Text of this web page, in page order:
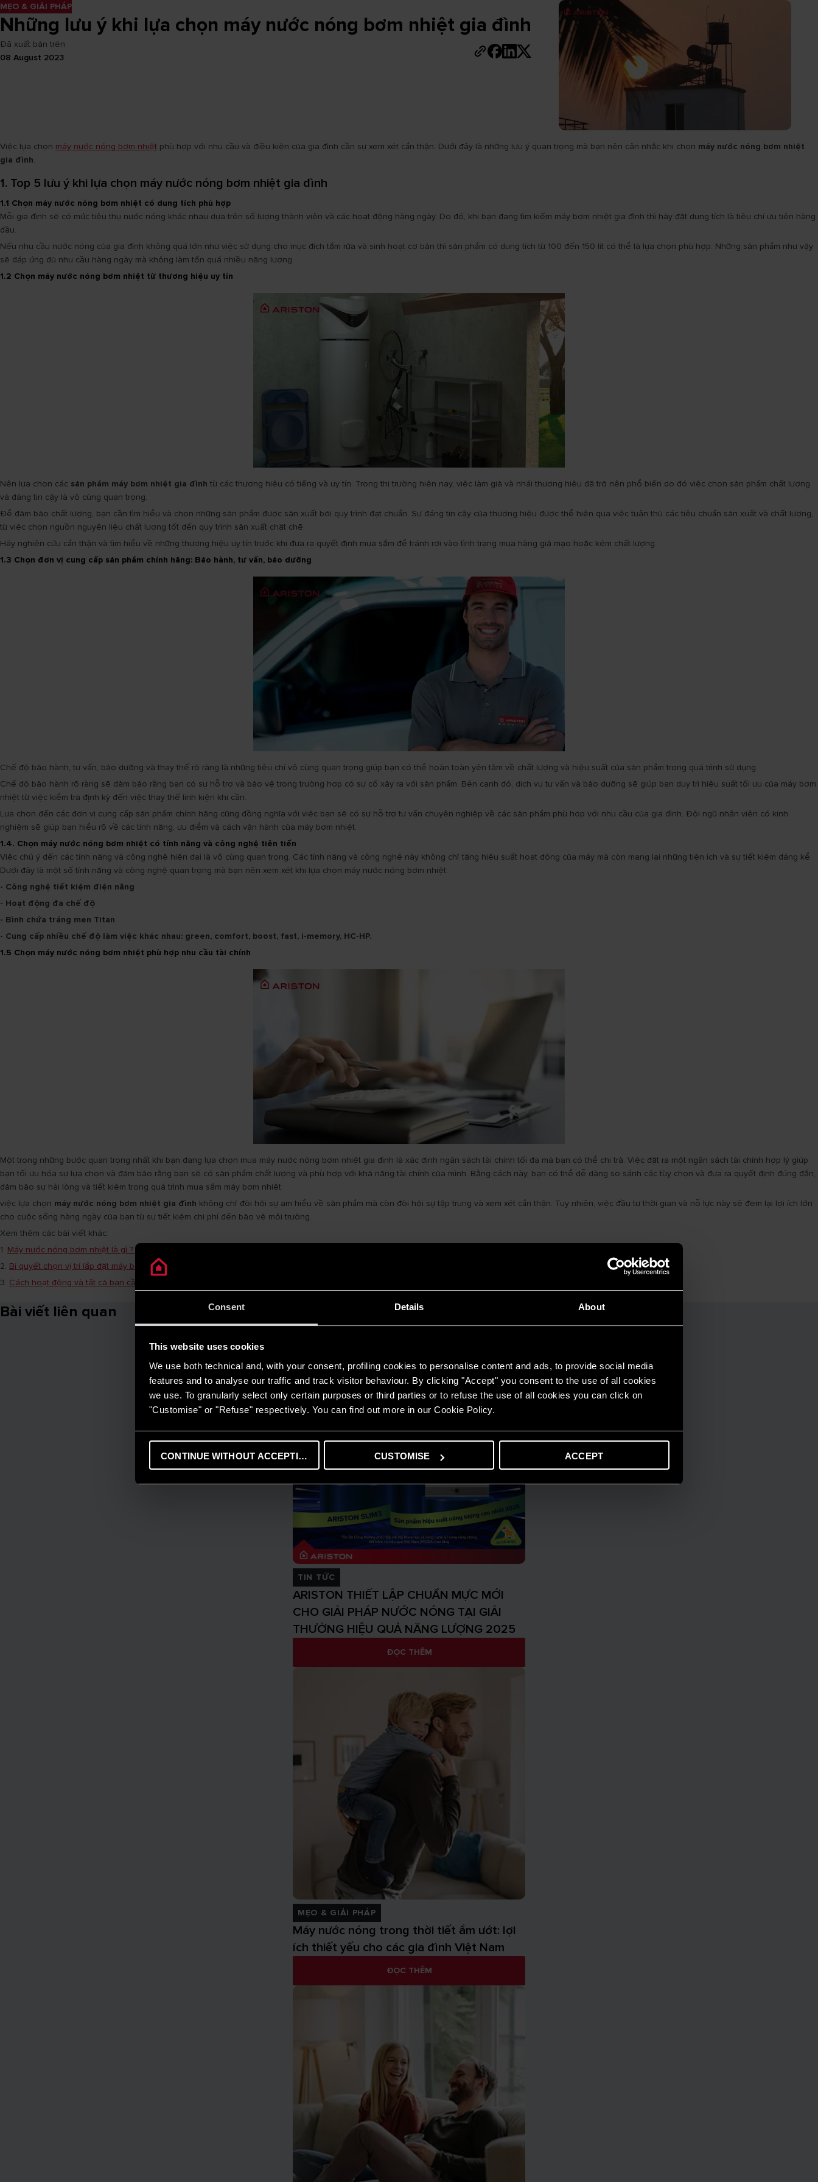
Consent Details About
This website uses cookies
We use both technical and, with your consent, profiling cookies to personalise content and ads, to provide social media
features and to analyse our traffic and track visitor behaviour. By clicking "Accept" you consent to the use of all cookies
we use. To granularly select only certain purposes or third parties or to refuse the use of all cookies you can click on
"Customise" or "Refuse" respectively. You can find out more in our Cookie Policy.
CONTINUE WITHOUT ACCEPTING CUSTOMISE ACCEPT
MẸO & GIẢI PHÁP
Những lưu ý khi lựa chọn máy nước nóng bơm nhiệt gia đình
Đã xuất bản trên
08 August 2023
Việc lựa chọn máy nước nóng bơm nhiệt phù hợp với nhu cầu và điều kiện của gia đình cần sự xem xét cẩn thận. Dưới đây là những lưu ý quan trọng mà bạn nên cân nhắc khi chọn máy nước nóng bơm nhiệt
gia đình.
1. Top 5 lưu ý khi lựa chọn máy nước nóng bơm nhiệt gia đình
1.1 Chọn máy nước nóng bơm nhiệt có dung tích phù hợp
Mỗi gia đình sẽ có mức tiêu thụ nước nóng khác nhau dựa trên số lượng thành viên và các hoạt động hàng ngày. Do đó, khi bạn đang tìm kiếm máy bơm nhiệt gia đình thì hãy đặt dung tích là tiêu chí ưu tiên hàng
đầu.
Nếu nhu cầu nước nóng của gia đình không quá lớn như việc sử dụng cho mục đích tắm rửa và sinh hoạt cơ bản thì sản phẩm có dung tích từ 100 đến 150 lít có thể là lựa chọn phù hợp. Những sản phẩm như vậy
sẽ đáp ứng đủ nhu cầu hàng ngày mà không làm tốn quá nhiều năng lượng.
1.2 Chọn máy nước nóng bơm nhiệt từ thương hiệu uy tín
Nên lựa chọn các sản phẩm máy bơm nhiệt gia đình từ các thương hiệu có tiếng và uy tín. Trong thị trường hiện nay, việc làm giả và nhái thương hiệu đã trở nên phổ biến do đó việc chọn sản phẩm chất lượng
và đáng tin cậy là vô cùng quan trọng.
Để đảm bảo chất lượng, bạn cần tìm hiểu và chọn những sản phẩm được sản xuất bởi quy trình đạt chuẩn. Sự đáng tin cậy của thương hiệu được thể hiện qua việc tuân thủ các tiêu chuẩn sản xuất và chất lượng,
từ việc chọn nguồn nguyên liệu chất lượng tốt đến quy trình sản xuất chặt chẽ.
Hãy nghiên cứu cẩn thận và tìm hiểu về những thương hiệu uy tín trước khi đưa ra quyết định mua sắm để tránh rơi vào tình trạng mua hàng giả mạo hoặc kém chất lượng.
1.3 Chọn đơn vị cung cấp sản phẩm chính hãng: Bảo hành, tư vấn, bảo dưỡng
Chế độ bảo hành, tư vấn, bảo dưỡng và thay thế rõ ràng là những tiêu chí vô cùng quan trọng giúp bạn có thể hoàn toàn yên tâm về chất lượng và hiệu suất của sản phẩm trong quá trình sử dụng.
Chế độ bảo hành rõ ràng sẽ đảm bảo rằng bạn có sự hỗ trợ và bảo vệ trong trường hợp có sự cố xảy ra với sản phẩm. Bên cạnh đó, dịch vụ tư vấn và bảo dưỡng sẽ giúp bạn duy trì hiệu suất tối ưu của máy bơm
nhiệt từ việc kiểm tra định kỳ đến việc thay thế linh kiện khi cần.
Lựa chọn đến các đơn vị cung cấp sản phẩm chính hãng cũng đồng nghĩa với việc bạn sẽ có sự hỗ trợ tư vấn chuyên nghiệp về các sản phẩm phù hợp với nhu cầu của gia đình. Đội ngũ nhân viên có kinh
nghiệm sẽ giúp bạn hiểu rõ về các tính năng, ưu điểm và cách vận hành của máy bơm nhiệt.
1.4. Chọn máy nước nóng bơm nhiệt có tính năng và công nghệ tiên tiến
Việc chú ý đến các tính năng và công nghệ hiện đại là vô cùng quan trọng. Các tính năng và công nghệ này không chỉ tăng hiệu suất hoạt động của máy mà còn mang lại những tiện ích và sự tiết kiệm đáng kể.
Dưới đây là một số tính năng và công nghệ quan trọng mà bạn nên xem xét khi lựa chọn máy nước nóng bơm nhiệt:
- Công nghệ tiết kiệm điện năng
- Hoạt động đa chế độ
- Bình chứa tráng men Titan
- Cung cấp nhiều chế độ làm việc khác nhau: green, comfort, boost, fast, i-memory, HC-HP.
1.5 Chọn máy nước nóng bơm nhiệt phù hợp nhu cầu tài chính
Một trong những bước quan trọng nhất khi bạn đang lựa chọn mua máy nước nóng bơm nhiệt gia đình là xác định ngân sách tài chính tối đa mà bạn có thể chi trả. Việc đặt ra một ngân sách tài chính hợp lý giúp
bạn tối ưu hóa sự lựa chọn và đảm bảo rằng bạn sẽ có sản phẩm chất lượng và phù hợp với khả năng tài chính của mình. Bằng cách này, bạn có thể dễ dàng so sánh các tùy chọn và đưa ra quyết định đúng đắn,
đảm bảo sự hài lòng và tiết kiệm trong quá trình mua sắm máy bơm nhiệt.
việc lựa chọn máy nước nóng bơm nhiệt gia đình không chỉ đòi hỏi sự am hiểu về sản phẩm mà còn đòi hỏi sự tập trung và xem xét cẩn thận. Tuy nhiên, việc đầu tư thời gian và nỗ lực này sẽ đem lại lợi ích lớn
cho cuộc sống hàng ngày của bạn từ sự tiết kiệm chi phí đến bảo vệ môi trường.
Xem thêm các bài viết khác:
1. Máy nước nóng bơm nhiệt là gì ? Ưu và nhược điểm của loại máy này
2. Bí quyết chọn vị trí lắp đặt máy bơm nhiệt để tối ưu hiệu suất hoạt động
3. Cách hoạt động và tất cả bạn cần biết về máy bơm nhiệt
Bài viết liên quan
TIN TỨC
ARISTON THIẾT LẬP CHUẨN MỰC MỚI
CHO GIẢI PHÁP NƯỚC NÓNG TẠI GIẢI
THƯỞNG HIỆU QUẢ NĂNG LƯỢNG 2025
ĐỌC THÊM
MẸO & GIẢI PHÁP
Máy nước nóng trong thời tiết ẩm ướt: lợi
ích thiết yếu cho các gia đình Việt Nam
ĐỌC THÊM